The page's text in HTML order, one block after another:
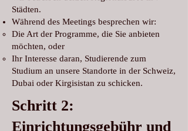
Städten.
Während des Meetings besprechen wir:
Die Art der Programme, die Sie anbieten
möchten, oder
Ihr Interesse daran, Studierende zum
Studium an unsere Standorte in der Schweiz,
Dubai oder Kirgisistan zu schicken.
Schritt 2:
Einrichtungsgebühr und